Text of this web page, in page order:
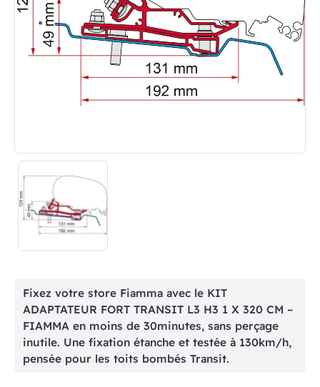
Fixez votre store Fiamma avec le KIT
ADAPTATEUR FORT TRANSIT L3 H3 1 X 320 CM –
FIAMMA en moins de 30minutes, sans perçage
inutile. Une fixation étanche et testée à 130km/h,
pensée pour les toits bombés Transit.